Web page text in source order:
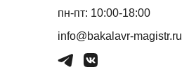
пн-пт: 10:00-18:00
info@bakalavr-magistr.ru